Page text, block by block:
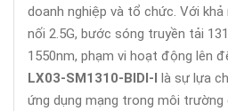
doanh nghiệp và tổ chức. Với
nối 2.5G, bước sóng truyền tải
1550nm, phạm vi hoạt động lên
LX03-SM1310-BIDI-I là sự lựa
ứng dụng mạng trong môi